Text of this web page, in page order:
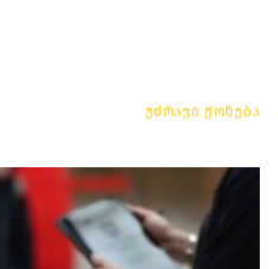
უძრავი ქონება